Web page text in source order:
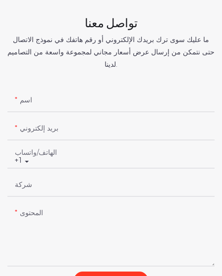
تواصل معنا
ما عليك سوى ترك بريدك الإلكتروني أو رقم هاتفك في نموذج الاتصال
حتى نتمكن من إرسال عرض أسعار مجاني لمجموعة واسعة من التصاميم
لدينا.
اسم
بريد إلكتروني
+1
الهاتف/واتساب
شركة
المحتوى